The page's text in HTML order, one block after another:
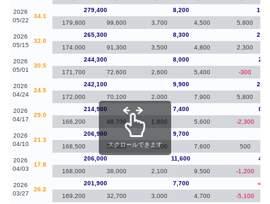
2026
05/22
34.1
279,400 8,200
179,800
99,600 3,700 4,500 5,800
2026
05/15
32.0
265,300 8,300
174,000
91,300 3,500 4,800 2,300
2026
05/01
30.5
244,300 8,000
171,700
72,600 2,600 5,400 -300
2026
04/24
24.5
242,100 9,900
172,000
70,100 2,000 7,900 5,800
2026
04/17
29.0
214,900 7,400
166,200
48,700 1,800 5,600 -2,300
2026
04/10
21.3
206,900 9,700
168,500
38,400 2,100 7,600 500
2026
04/03
17.8
206,000 11,600
168,000
38,000 2,100 9,500 -1,200
2026
03/27
26.2
201,900 7,700
-
169,200
32,700 3,000 4,700 -5,100
スクロールできます